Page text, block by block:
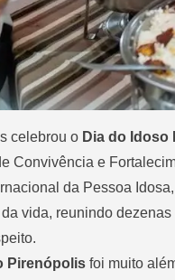
celebrou o Dia do Idoso
Convivência e
da Pessoa
vida, reunindo
Pirenópolis foi muito